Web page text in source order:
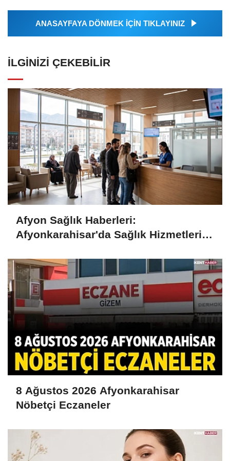
ANASAYFAYA DÖNMEK İÇİN TIKLAYINIZ
İLGINIZI ÇEKEBILIR
Afyon Sağlık Haberleri:
Afyonkarahisar'da Sağlık Hizmetleri
8 Ağustos 2026 Afyonkarahisar
Nöbetçi Eczaneler